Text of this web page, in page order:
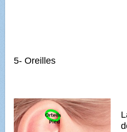
5- Oreilles